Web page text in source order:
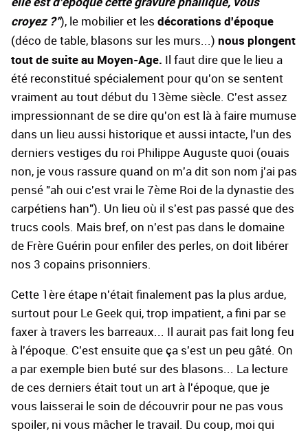
croyez ?"), le mobilier et les décorations d'époque
(déco de table, blasons sur les murs...) nous plongent
tout de suite au Moyen-Age. Il faut dire que le lieu a
été reconstitué spécialement pour qu'on se sentent
vraiment au tout début du 13ème siècle. C'est assez
impressionnant de se dire qu'on est là à faire mumuse
dans un lieu aussi historique et aussi intacte, l'un des
derniers vestiges du roi Philippe Auguste quoi (ouais
non, je vous rassure quand on m'a dit son nom j'ai pas
pensé "ah oui c'est vrai le 7ème Roi de la dynastie des
carpétiens han"). Un lieu où il s'est pas passé que des
trucs cools. Mais bref, on n'est pas dans le domaine
de Frère Guérin pour enfiler des perles, on doit libérer
nos 3 copains prisonniers.
Cette 1ère étape n'était finalement pas la plus ardue,
surtout pour Le Geek qui, trop impatient, a fini par se
faxer à travers les barreaux... Il aurait pas fait long feu
à l'époque. C'est ensuite que ça s'est un peu gâté. On
a par exemple bien buté sur des blasons... La lecture
de ces derniers était tout un art à l'époque, que je
vous laisserai le soin de découvrir pour ne pas vous
spoiler, ni vous mâcher le travail. Du coup, moi qui